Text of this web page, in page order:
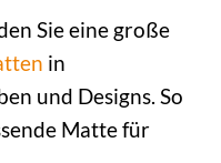
Sie eine große
in
und Designs. So
Matte für